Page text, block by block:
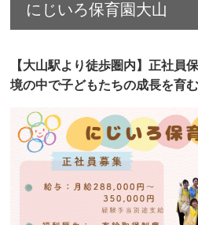
にじいろ保育園大山
【大山駅より徒歩圏内】正社員
境の中で子どもたちの成長を育